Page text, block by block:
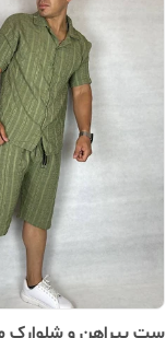
ست پیراهن و شلوارک